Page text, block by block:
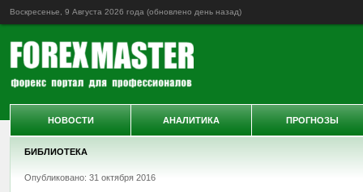
Воскресенье, 9 Августа 2026 года (обновлено день назад)
БИБЛИОТЕКА
Опубликовано: 31 октября 2016
НОВОСТИ АНАЛИТИКА ПРОГНОЗЫ